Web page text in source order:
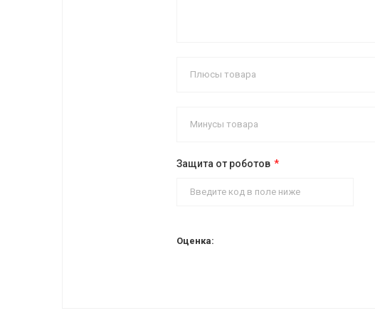
Защита от роботов
Оценка: